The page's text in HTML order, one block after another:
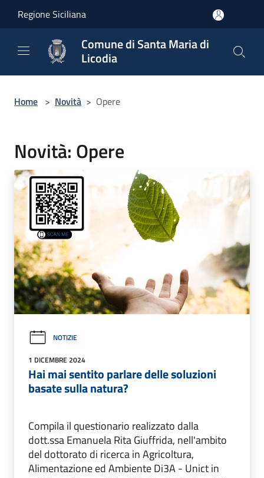
Regione Siciliana
Comune di Santa Maria di
Licodia
Home > Novità > Opere
Novità: Opere
NOTIZIE
1 DICEMBRE 2024
Hai mai sentito parlare delle soluzioni
basate sulla natura?
Compila il questionario realizzato dalla
dott.ssa Emanuela Rita Giuffrida, nell'ambito
del dottorato di ricerca in Agricoltura,
Alimentazione ed Ambiente Di3A - Unict in